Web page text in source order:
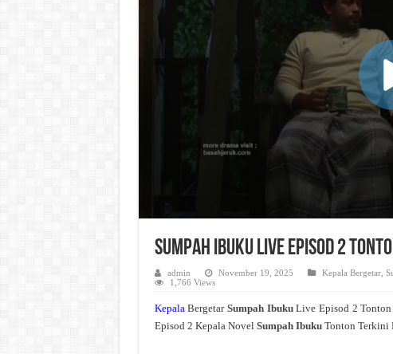
Sumpah Ibuku Live Episod 2
admin November 19, 2025 Kepala Bergetar,
1,766 Views
KepalaBergetar Sumpah IbukuLive Episod 2
Episod 2 Kepala NovelSumpah Ibuku Tonton Terkini